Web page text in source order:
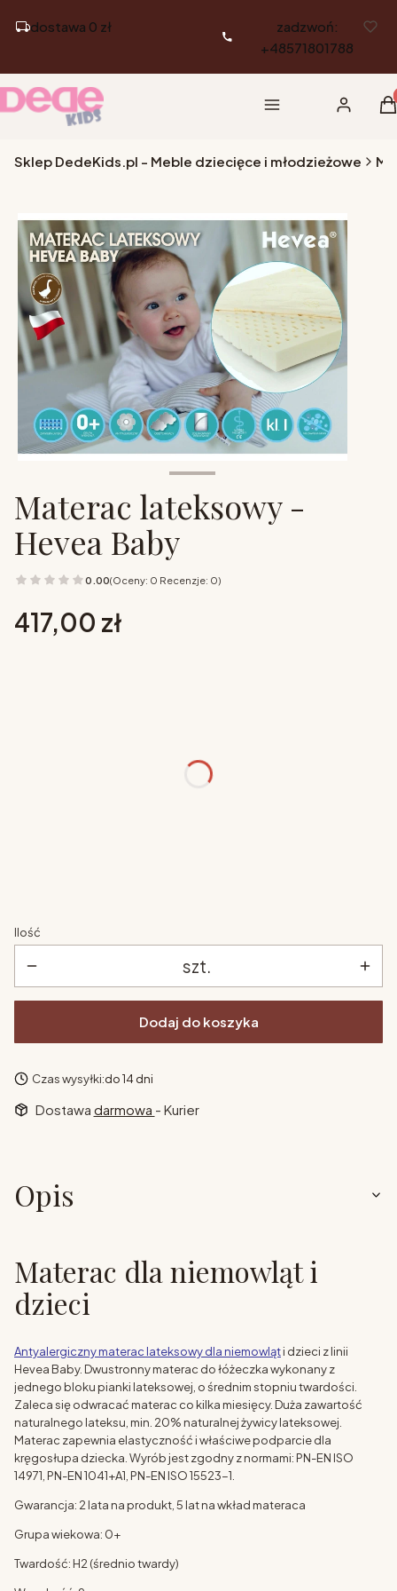
dostawa 0 zł
zadzwoń:
+48571801788
Menu Zaloguj się
Sklep DedeKids.pl - Meble dziecięce i młodzieżowe
Materac lateksowy -
Hevea Baby
0.00(Oceny: 0 Recenzje: 0)
Cena
417,00 zł
Ilość
szt.
Dodaj do koszyka
Czas wysyłki:do 14 dni
Dostawa darmowa - Kurier
Opis
Materac dla niemowląt i
dzieci
Antyalergiczny materac lateksowy dla niemowląti dzieci z linii
Hevea Baby. Dwustronny materac do łóżeczka wykonany z
jednego bloku pianki lateksowej, o średnim stopniu twardości.
Zaleca się odwracać materac co kilka miesięcy. Duża zawartość
naturalnego lateksu, min. 20% naturalnej żywicy lateksowej.
Materac zapewnia elastyczność i właściwe podparcie dla
kręgosłupa dziecka. Wyrób jest zgodny z normami: PN-EN ISO
14971, PN-EN 1041+A1, PN-EN ISO 15523-1.
Gwarancja: 2 lata na produkt, 5 lat na wkład materaca
Grupa wiekowa: 0+
Twardość: H2 (średnio twardy)